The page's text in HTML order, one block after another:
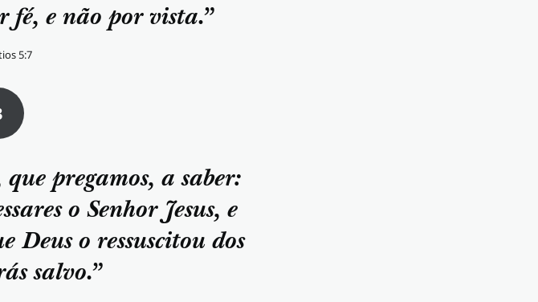
fé, e não por vista.”
5:7
pregamos, a saber:
o Senhor Jesus, e
Deus o ressuscitou dos
salvo.”